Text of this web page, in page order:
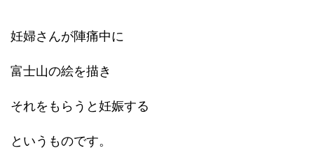
妊婦さんが陣痛中に
富士山の絵を描き
それをもらうと妊娠する
というものです。